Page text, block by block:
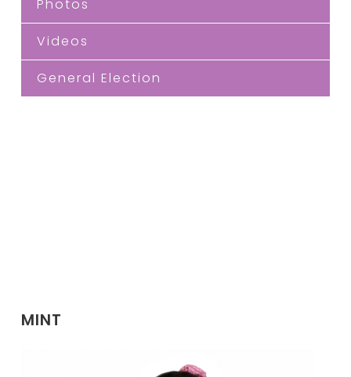
Photos
Videos
General Election
MINT